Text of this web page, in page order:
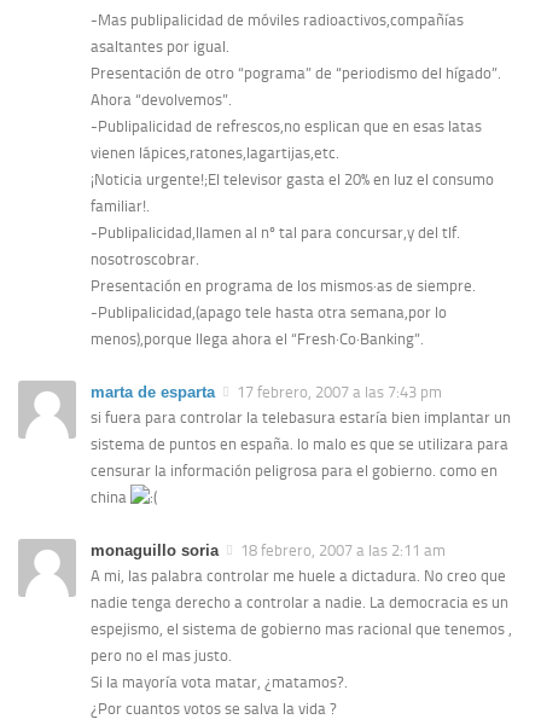
-Mas publipalicidad de móviles radioactivos,compañías
asaltantes por igual.
Presentación de otro “pograma” de “periodismo del hígado”.
Ahora “devolvemos”.
-Publipalicidad de refrescos,no esplican que en esas latas
vienen lápices,ratones,lagartijas,etc.
¡Noticia urgente!;El televisor gasta el 20% en luz el consumo
familiar!.
-Publipalicidad,llamen al nº tal para concursar,y del tlf.
nosotroscobrar.
Presentación en programa de los mismos·as de siempre.
-Publipalicidad,(apago tele hasta otra semana,por lo
menos),porque llega ahora el “Fresh·Co·Banking”.
marta de esparta
17 febrero, 2007 a las 7:43 pm
si fuera para controlar la telebasura estaría bien implantar un
sistema de puntos en españa. lo malo es que se utilizara para
censurar la información peligrosa para el gobierno. como en
china
monaguillo soria
18 febrero, 2007 a las 2:11 am
A mi, las palabra controlar me huele a dictadura. No creo que
nadie tenga derecho a controlar a nadie. La democracia es un
espejismo, el sistema de gobierno mas racional que tenemos ,
pero no el mas justo.
Si la mayoría vota matar, ¿matamos?.
¿Por cuantos votos se salva la vida ?